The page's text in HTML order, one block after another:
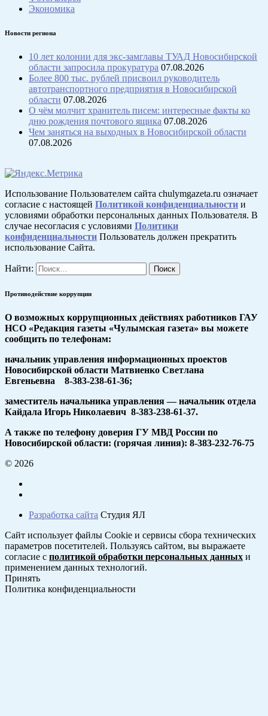
Экономика
Новости региона
10 лет колонии для экс-замглавы ТУАД Новосибирской
области запросила прокуратура 07.08.2026
Более 800 тыс. рублей присвоил руководитель
автотранспортного предприятия в Новосибирской
области 07.08.2026
О чём молчит хранитель писем: интересные факты ко
дню рождения почтового ящика 07.08.2026
Чем заняться на выходных в Новосибирской области
07.08.2026
Использование Пользователем сайта chulymgazeta.ru означает
согласие с настоящей Политикой конфиденциальности и
условиями обработки персональных данных Пользователя. В
случае несогласия с условиями Политики
конфиденциальности Пользователь должен прекратить
использование Сайта.
Найти:
Противодействие коррупции
О возможных коррупционных действиях работников ГАУ
НСО «Редакция газеты «Чулымская газета» вы можете
сообщить по телефонам:
начальник управления информационных проектов
Новосибирской области Матвиенко Светлана
Евгеньевна 8-383-238-61-36;
заместитель начальника управления — начальник отдела
Кайдала Игорь Николаевич 8-383-238-61-37.
А также по телефону доверия ГУ МВД России по
Новосибирской области: (горячая линия): 8-383-232-76-75
© 2026
Разработка сайта Студия ЯЛ
Сайт использует файлы Cookie и сервисы сбора технических
параметров посетителей. Пользуясь сайтом, вы выражаете
согласие с политикой обработки персональных данных и
применением данных технологий.
Принять
Политика конфиденциальности